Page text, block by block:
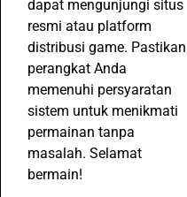
dapat mengunjungi situs
resmi atau platform
distribusi game. Pastikan
perangkat Anda
memenuhi persyaratan
sistem untuk menikmati
permainan tanpa
masalah. Selamat
bermain!